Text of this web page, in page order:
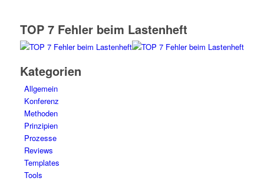
TOP 7 Fehler beim Lastenheft
Kategorien
Allgemein
Konferenz
Methoden
Prinzipien
Prozesse
Reviews
Templates
Tools